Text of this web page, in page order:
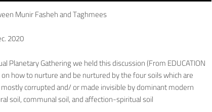
Munir Fasheh and Taghmees.
2020
Planetary Gathering we held this discussion (From EDUCATION
how to nurture and be nurtured by the four soils which are
corrupted and/ or made invisible by dominant modern
soil, communal soil, and affection-spiritual soil